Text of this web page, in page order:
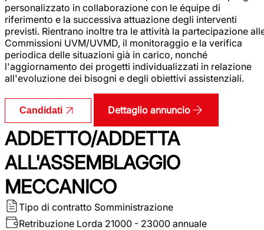
personalizzato in collaborazione con le équipe di
riferimento e la successiva attuazione degli interventi
previsti. Rientrano inoltre tra le attività la partecipazione
Commissioni UVM/UVMD, il monitoraggio e la verifica
periodica delle situazioni già in carico, nonché
l'aggiornamento dei progetti individualizzati in relazione
all'evoluzione dei bisogni e degli obiettivi assistenziali.
Candidati Dettaglio annuncio
ADDETTO/ADDETTA
ALL'ASSEMBLAGGIO
MECCANICO
Tipo di contratto Somministrazione
Retribuzione Lorda 21000 - 23000 annuale